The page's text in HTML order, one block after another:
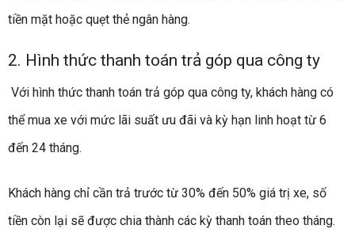
tiền mặt hoặc quẹt thẻ ngân hàng.
2. Hình thức thanh toán trả góp qua công ty
Với hình thức thanh toán trả góp qua công ty, khách hàng có
thể mua xe với mức lãi suất ưu đãi và kỳ hạn linh hoạt từ 6
đến 24 tháng.
Khách hàng chỉ cần trả trước từ 30% đến 50% giá trị xe, số
tiền còn lại sẽ được chia thành các kỳ thanh toán theo tháng.